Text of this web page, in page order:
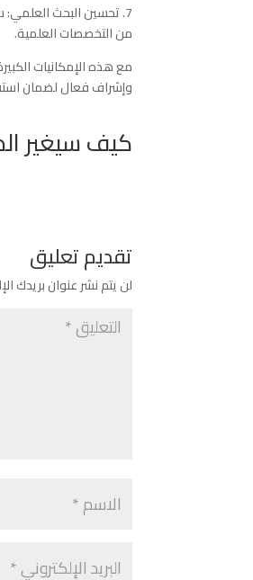
7. تحسين البحث
من التخصصات العلمية.
مع هذه الإمكانيات
وإشراف فعال لضمان
كيف سيغير
تقديم تعليق
لن يتم نشر عنوان بريدك